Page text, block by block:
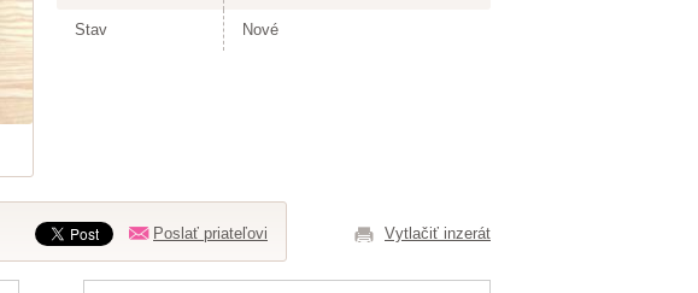
Stav Nové
Poslať priateľovi Vytlačiť inzerát